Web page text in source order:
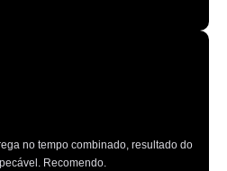
no tempo combinado, resultado do
Recomendo.